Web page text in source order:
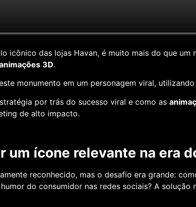
icônico das lojas Havan, é muito mais do que
3D.
monumento em um personagem viral,
por trás do sucesso viral e como as
de alto impacto.
um ícone relevante na era
reconhecido, mas o desafio era grande:
do consumidor nas redes sociais? A